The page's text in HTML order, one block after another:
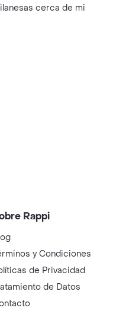
cerca de mi
Rappi
y Condiciones
de Privacidad
de Datos